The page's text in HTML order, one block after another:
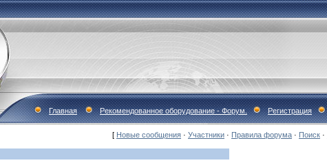
Главная Рекомендованное оборудование - Форум. Регистрация
[ Новые сообщения · Участники · Правила форума · Поиск ·